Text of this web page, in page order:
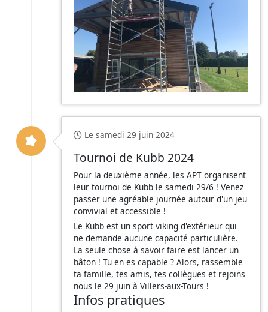
Le samedi 29 juin 2024
Tournoi de Kubb 2024
Pour la deuxième année, les APT organisent
leur tournoi de Kubb le samedi 29/6 ! Venez
passer une agréable journée autour d'un jeu
convivial et accessible !
Le Kubb est un sport viking d'extérieur qui
ne demande aucune capacité particulière.
La seule chose à savoir faire est lancer un
bâton ! Tu en es capable ? Alors, rassemble
ta famille, tes amis, tes collègues et rejoins
nous le 29 juin à Villers-aux-Tours !
Infos pratiques